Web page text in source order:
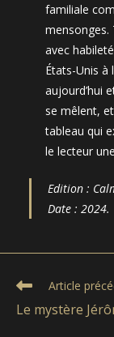
familiale
mensonges.
avec
États-Unis à
aujourd’hui
se mêlent,
tableau qui
le lecteur
Edition :
Date : 2024.
Read
articles
Article
Le mystère